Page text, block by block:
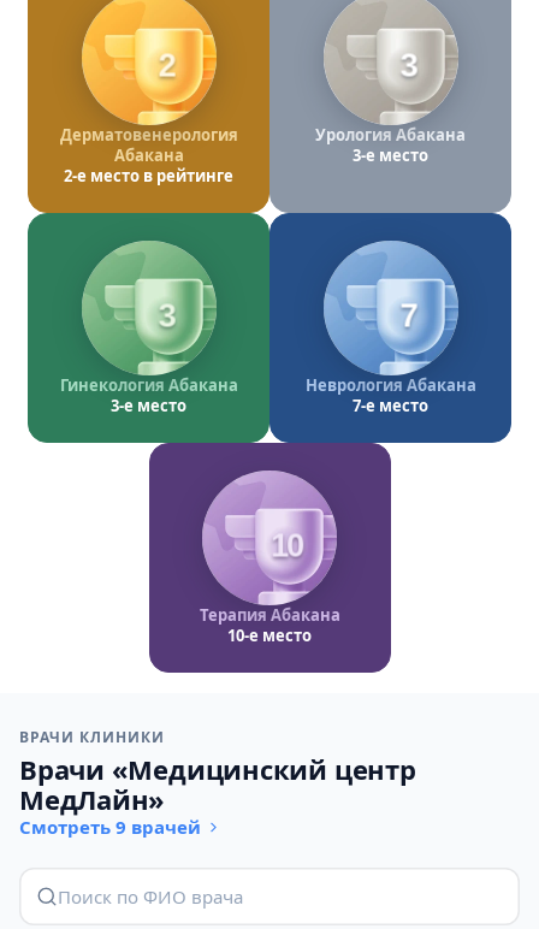
2
Дерматовенерология
Абакана
2-е место в рейтинге
3
Урология Абакана
3-е место
3
Гинекология Абакана
3-е место
7
Неврология Абакана
7-е место
10
Терапия Абакана
10-е место
ВРАЧИ КЛИНИКИ
Врачи «Медицинский центр
МедЛайн»
Смотреть 9 врачей